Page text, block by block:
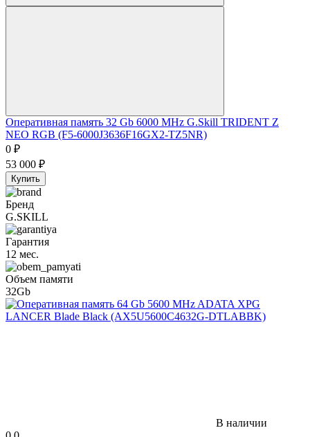
Оперативная память 32 Gb 6000 MHz G.Skill TRIDENT Z
NEO RGB (F5-6000J3636F16GX2-TZ5NR)
0 ₽
53 000 ₽
Купить
Бренд
G.SKILL
Гарантия
12 мес.
Объем памяти
32Gb
В наличии